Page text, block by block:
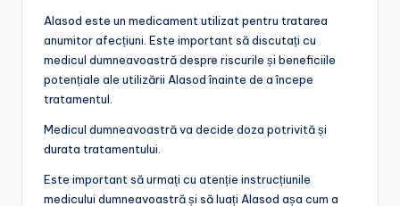
Alasod este un medicament utilizat pentru tratarea
anumitor afecțiuni. Este important să discutați cu
medicul dumneavoastră despre riscurile și beneficiile
potențiale ale utilizării Alasod înainte de a începe
tratamentul.
Medicul dumneavoastră va decide doza potrivită și
durata tratamentului.
Este important să urmați cu atenție instrucțiunile
medicului dumneavoastră și să luați Alasod așa cum a